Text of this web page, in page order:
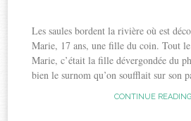
Les saules bordent la rivière où est
Marie, 17 ans, une fille du coin. Tout
Marie, c’était la fille dévergondée du
bien le surnom qu’on soufflait sur son
CONTINUE